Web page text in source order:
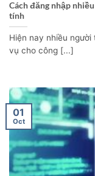
Cách đăng nhập
tính
Hiện nay nhiều
vụ cho công [...]
01
Oct